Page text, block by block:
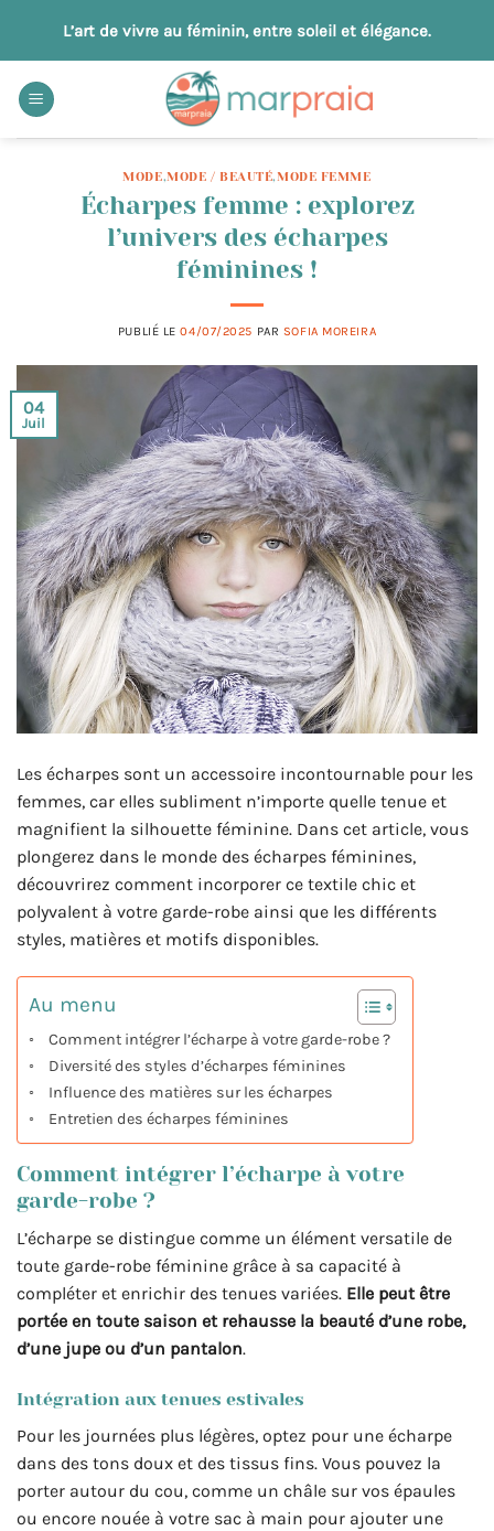
contenu
L’art de vivre au féminin, entre soleil et élégance.
MODE,MODE / BEAUTÉ,MODE FEMME
Écharpes femme : explorez
l’univers des écharpes
féminines !
PUBLIÉ LE04/07/2025 PAR SOFIA MOREIRA
04
Juil
Les écharpes sont un accessoire incontournable pour les
femmes, car elles subliment n’importe quelle tenue et
magnifient la silhouette féminine. Dans cet article, vous
plongerez dans le monde des écharpes féminines,
découvrirez comment incorporer ce textile chic et
polyvalent à votre garde-robe ainsi que les différents
styles, matières et motifs disponibles.
Au menu
Comment intégrer l’écharpe à votre garde-robe ?
Diversité des styles d’écharpes féminines
Influence des matières sur les écharpes
Entretien des écharpes féminines
Comment intégrer l’écharpe à votre
garde-robe ?
L’écharpe se distingue comme un élément versatile de
toute garde-robe féminine grâce à sa capacité à
compléter et enrichir des tenues variées. Elle peut être
portée en toute saison et rehausse la beauté d’une robe,
d’une jupe ou d’un pantalon.
Intégration aux tenues estivales
Pour les journées plus légères, optez pour une écharpe
dans des tons doux et des tissus fins. Vous pouvez la
porter autour du cou, comme un châle sur vos épaules
ou encore nouée à votre sac à main pour ajouter une